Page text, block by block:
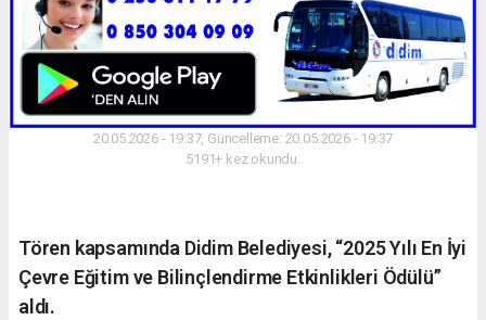
20.05.2026 - 19:37, Güncelleme: 20.05.2026 - 19:37
5191+ kez okundu.
Tören kapsamında Didim Belediyesi, “2025 Yılı En İyi
Çevre Eğitim ve Bilinçlendirme Etkinlikleri Ödülü”
aldı.